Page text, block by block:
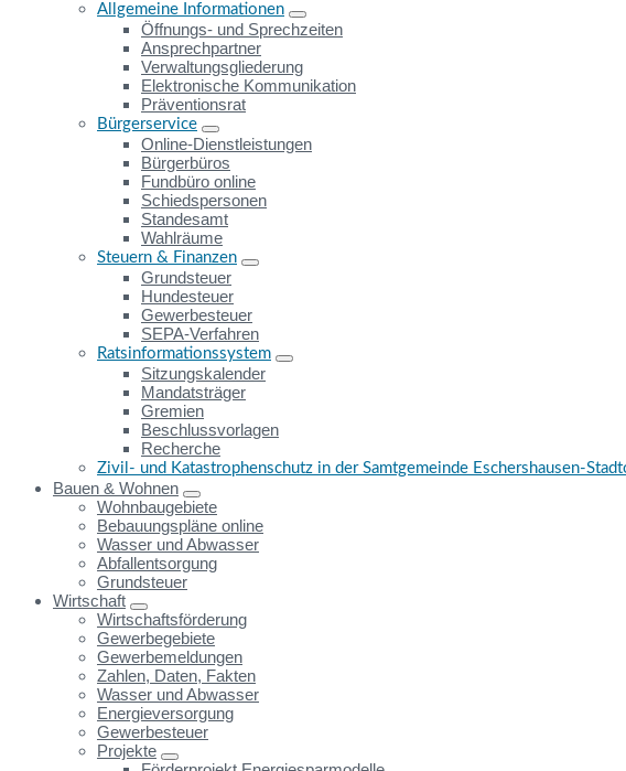
Allgemeine Informationen
Öffnungs- und Sprechzeiten
Ansprechpartner
Verwaltungsgliederung
Elektronische Kommunikation
Präventionsrat
Bürgerservice
Online-Dienstleistungen
Bürgerbüros
Fundbüro online
Schiedspersonen
Standesamt
Wahlräume
Steuern & Finanzen
Grundsteuer
Hundesteuer
Gewerbesteuer
SEPA-Verfahren
Ratsinformationssystem
Sitzungskalender
Mandatsträger
Gremien
Beschlussvorlagen
Recherche
Zivil- und Katastrophenschutz in der Samtgemeinde Eschershausen-
Bauen & Wohnen
Wohnbaugebiete
Bebauungspläne online
Wasser und Abwasser
Abfallentsorgung
Grundsteuer
Wirtschaft
Wirtschaftsförderung
Gewerbegebiete
Gewerbemeldungen
Zahlen, Daten, Fakten
Wasser und Abwasser
Energieversorgung
Gewerbesteuer
Projekte